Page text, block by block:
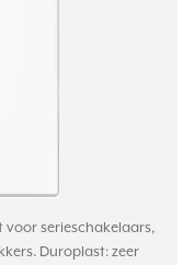
voor serieschakelaars,
Duroplast: zeer